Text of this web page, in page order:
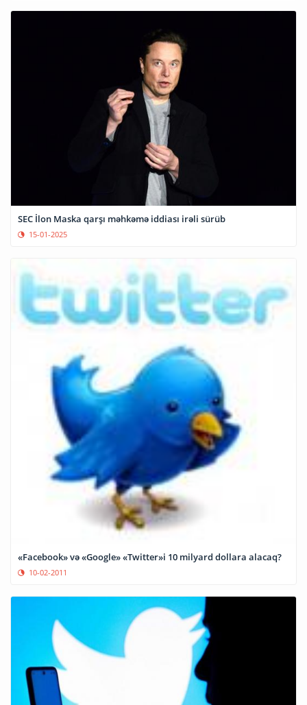
SEC İlon Maska qarşı məhkəmə iddiası irəli sürüb
15-01-2025
«Facebook» və «Google» «Twitter»i 10 milyard dollara alacaq?
10-02-2011